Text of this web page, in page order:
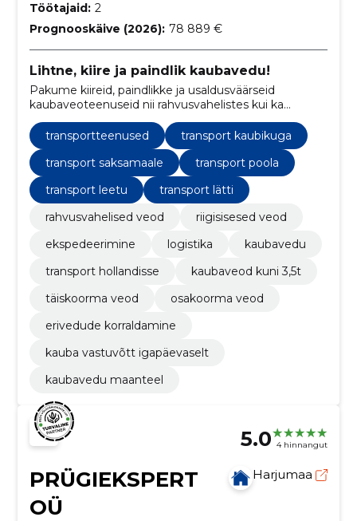
Töötajaid: 2
Prognooskäive (2026): 78 889 €
Lihtne, kiire ja paindlik kaubavedu!
Pakume kiireid, paindlikke ja usaldusväärseid
kaubaveoteenuseid nii rahvusvahelistes kui ka
riigisisestes vedudes. Eesmärk on muuta kaupade
saatmine võimalikult mugavaks ja stressivabaks
kogemuseks, tagades klientide rahulolu.
transportteenused
transport kaubikuga
transport saksamaale
transport poola
transport leetu
transport lätti
rahvusvahelised veod
riigisisesed veod
ekspedeerimine
logistika
kaubavedu
transport hollandisse
kaubaveod kuni 3,5t
täiskoorma veod
osakoorma veod
erivedude korraldamine
kauba vastuvõtt igapäevaselt
kaubavedu maanteel
5.0 4 hinnangut
PRÜGIEKSPERT
OÜ
Harjumaa